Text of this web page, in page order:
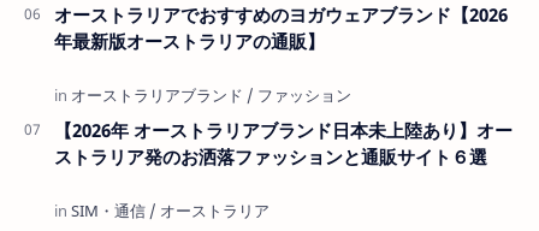
オーストラリアでおすすめのヨガウェアブランド【2026
年最新版オーストラリアの通販】
【2026年 オーストラリアブランド日本未上陸あり】オー
ストラリア発のお洒落ファッションと通販サイト６選